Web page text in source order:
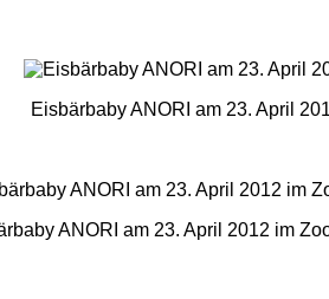
Eisbärbaby ANORI am 23. April
ANORI am 23. April 2012 im